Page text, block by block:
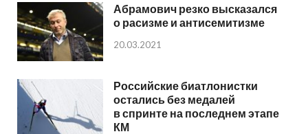
Абрамович резко высказался
о расизме и антисемитизме
20.03.2021
Российские биатлонистки
остались без медалей
в спринте на последнем этапе
КМ